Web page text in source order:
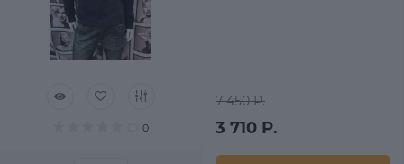
0
7 450 Р.
3 710 Р.